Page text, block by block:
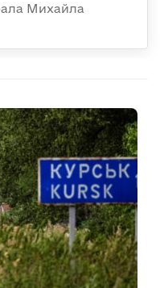
Михайла